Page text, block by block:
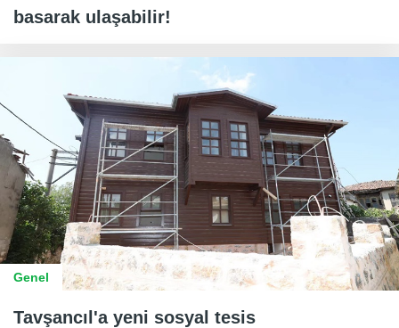
basarak ulaşabilir!
Genel
Tavşancıl'a yeni sosyal tesis